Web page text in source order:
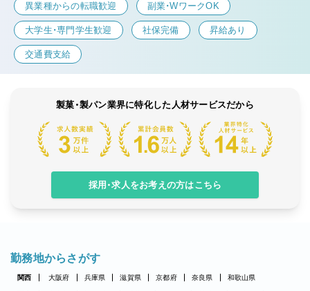
異業種からの転職歓迎 副業・WワークOK
大学生・専門学生歓迎 社保完備 昇給あり
交通費支給
製菓・製パン業界に特化した人材サービスだから
採用・求人をお考えの方はこちら
勤務地からさがす
関西 大阪府 兵庫県 滋賀県 京都府 奈良県 和歌山県